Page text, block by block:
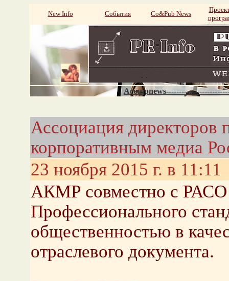
New Info События Со&Pub News
Ассоциация директоров
корпоративным медиа
23 ноября 2015 г. в 11:11
АКМР совместно с РАСО
Профессионального
общественностью в
отраслевого документа.